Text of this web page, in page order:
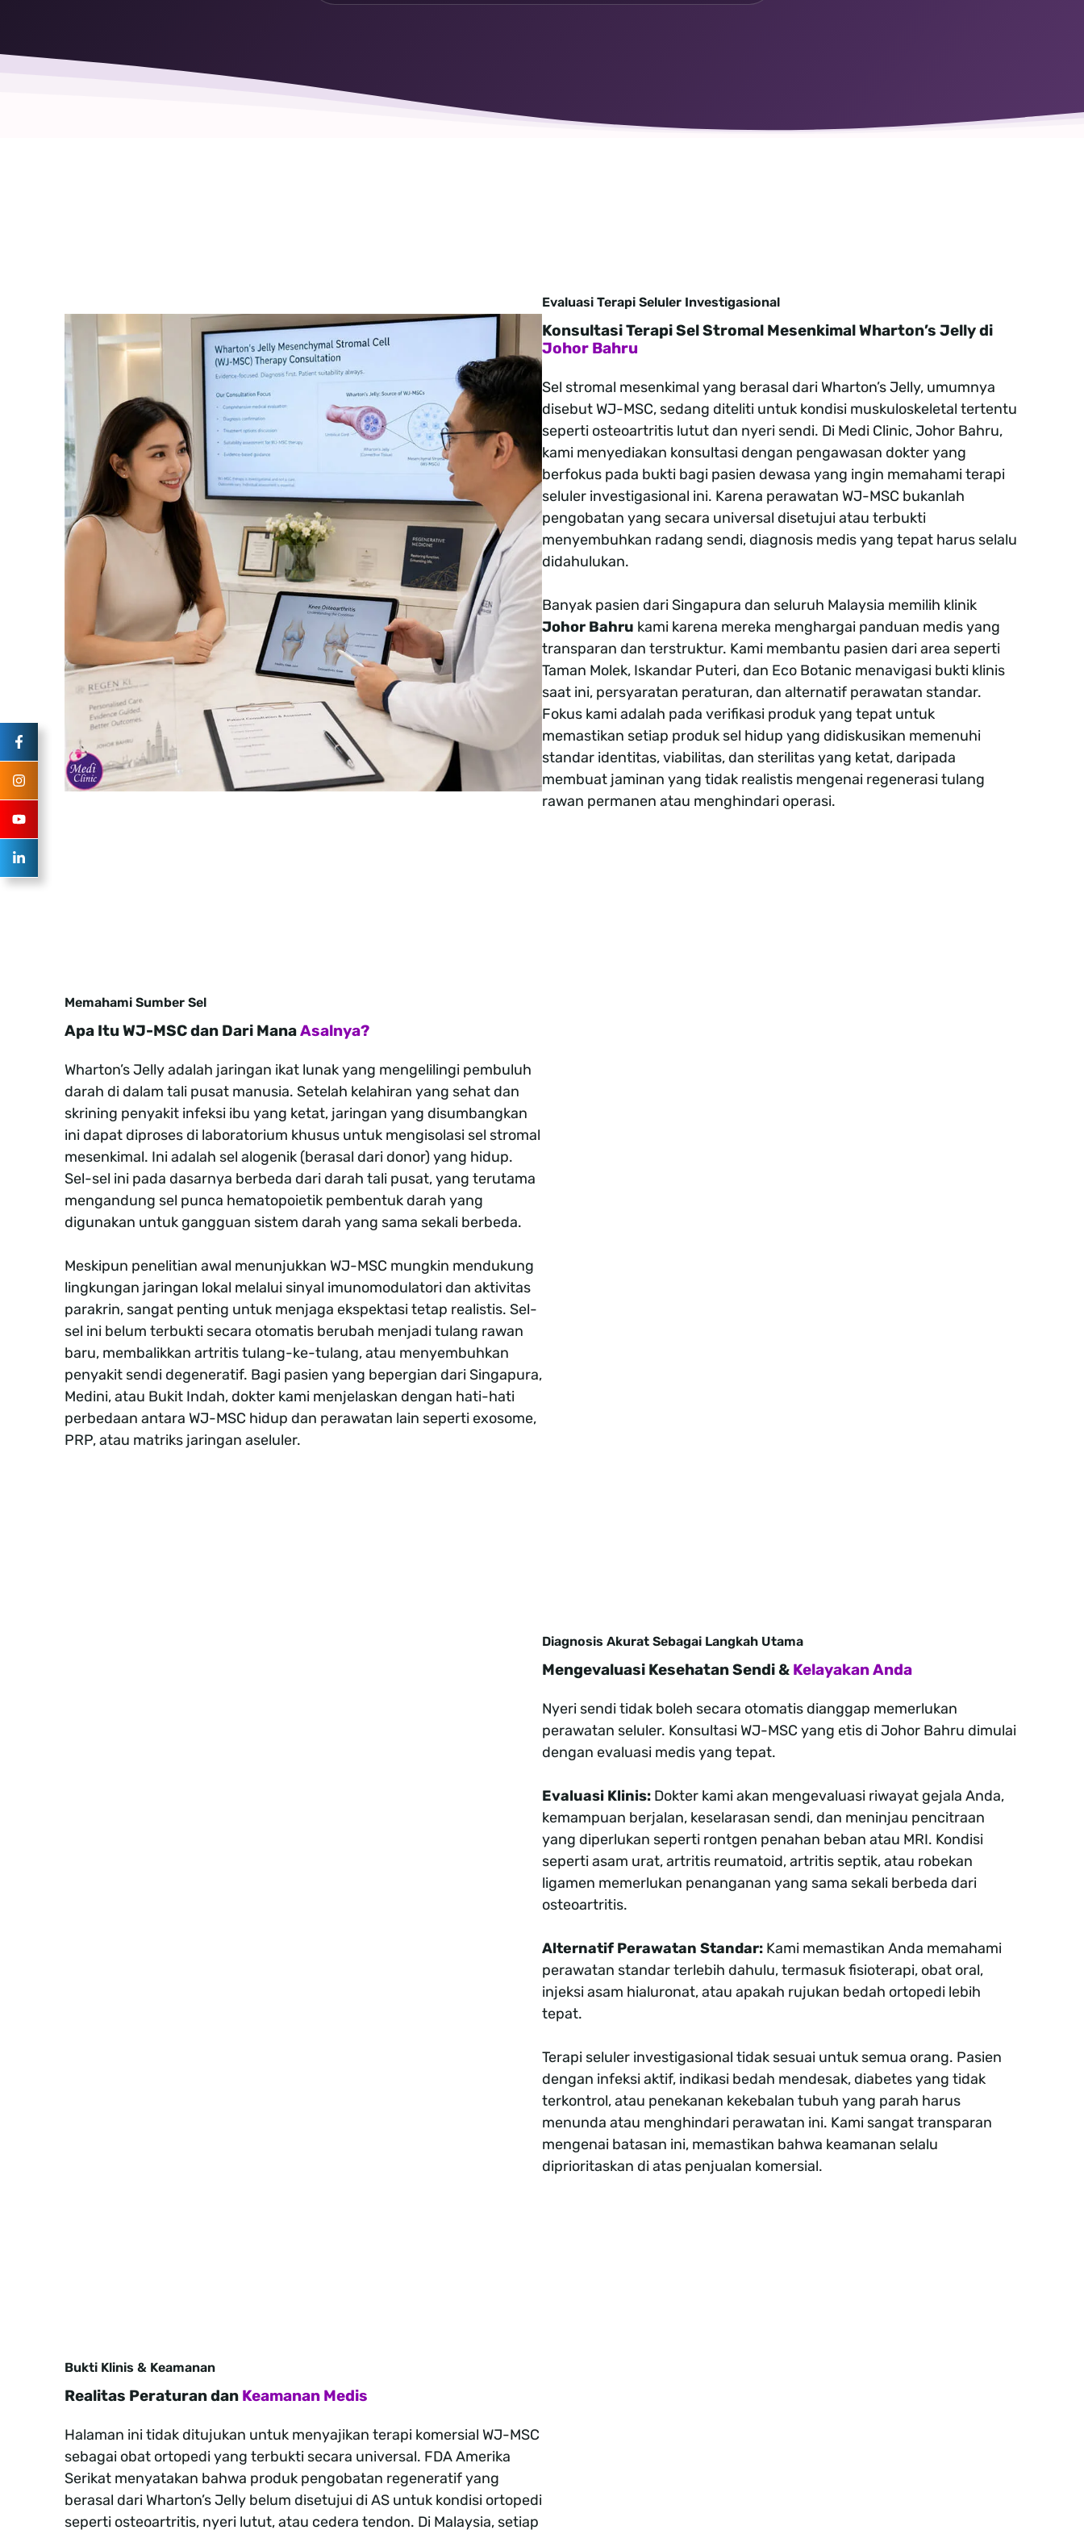
Evaluasi Terapi Seluler Investigasional
Konsultasi Terapi Sel Stromal Mesenkimal Wharton’s Jelly di
Johor Bahru
Sel stromal mesenkimal yang berasal dari Wharton’s Jelly, umumnya
disebut WJ-MSC, sedang diteliti untuk kondisi muskuloskeletal tertentu
seperti osteoartritis lutut dan nyeri sendi. Di Medi Clinic, Johor Bahru,
kami menyediakan konsultasi dengan pengawasan dokter yang
berfokus pada bukti bagi pasien dewasa yang ingin memahami terapi
seluler investigasional ini. Karena perawatan WJ-MSC bukanlah
pengobatan yang secara universal disetujui atau terbukti
menyembuhkan radang sendi, diagnosis medis yang tepat harus selalu
didahulukan.
Banyak pasien dari Singapura dan seluruh Malaysia memilih klinik
Johor Bahru kami karena mereka menghargai panduan medis yang
transparan dan terstruktur. Kami membantu pasien dari area seperti
Taman Molek, Iskandar Puteri, dan Eco Botanic menavigasi bukti klinis
saat ini, persyaratan peraturan, dan alternatif perawatan standar.
Fokus kami adalah pada verifikasi produk yang tepat untuk
memastikan setiap produk sel hidup yang didiskusikan memenuhi
standar identitas, viabilitas, dan sterilitas yang ketat, daripada
membuat jaminan yang tidak realistis mengenai regenerasi tulang
rawan permanen atau menghindari operasi.
Memahami Sumber Sel
Apa Itu WJ-MSC dan Dari ManaAsalnya?
Wharton’s Jelly adalah jaringan ikat lunak yang mengelilingi pembuluh
darah di dalam tali pusat manusia. Setelah kelahiran yang sehat dan
skrining penyakit infeksi ibu yang ketat, jaringan yang disumbangkan
ini dapat diproses di laboratorium khusus untuk mengisolasi sel stromal
mesenkimal. Ini adalah sel alogenik (berasal dari donor) yang hidup.
Sel-sel ini pada dasarnya berbeda dari darah tali pusat, yang terutama
mengandung sel punca hematopoietik pembentuk darah yang
digunakan untuk gangguan sistem darah yang sama sekali berbeda.
Meskipun penelitian awal menunjukkan WJ-MSC mungkin mendukung
lingkungan jaringan lokal melalui sinyal imunomodulatori dan aktivitas
parakrin, sangat penting untuk menjaga ekspektasi tetap realistis. Sel-
sel ini belum terbukti secara otomatis berubah menjadi tulang rawan
baru, membalikkan artritis tulang-ke-tulang, atau menyembuhkan
penyakit sendi degeneratif. Bagi pasien yang bepergian dari Singapura,
Medini, atau Bukit Indah, dokter kami menjelaskan dengan hati-hati
perbedaan antara WJ-MSC hidup dan perawatan lain seperti exosome,
PRP, atau matriks jaringan aseluler.
Diagnosis Akurat Sebagai Langkah Utama
Mengevaluasi Kesehatan Sendi & Kelayakan Anda
Nyeri sendi tidak boleh secara otomatis dianggap memerlukan
perawatan seluler. Konsultasi WJ-MSC yang etis di Johor Bahru dimulai
dengan evaluasi medis yang tepat.
Evaluasi Klinis: Dokter kami akan mengevaluasi riwayat gejala Anda,
kemampuan berjalan, keselarasan sendi, dan meninjau pencitraan
yang diperlukan seperti rontgen penahan beban atau MRI. Kondisi
seperti asam urat, artritis reumatoid, artritis septik, atau robekan
ligamen memerlukan penanganan yang sama sekali berbeda dari
osteoartritis.
Alternatif Perawatan Standar: Kami memastikan Anda memahami
perawatan standar terlebih dahulu, termasuk fisioterapi, obat oral,
injeksi asam hialuronat, atau apakah rujukan bedah ortopedi lebih
tepat.
Terapi seluler investigasional tidak sesuai untuk semua orang. Pasien
dengan infeksi aktif, indikasi bedah mendesak, diabetes yang tidak
terkontrol, atau penekanan kekebalan tubuh yang parah harus
menunda atau menghindari perawatan ini. Kami sangat transparan
mengenai batasan ini, memastikan bahwa keamanan selalu
diprioritaskan di atas penjualan komersial.
Bukti Klinis & Keamanan
Realitas Peraturan dan Keamanan Medis
Halaman ini tidak ditujukan untuk menyajikan terapi komersial WJ-MSC
sebagai obat ortopedi yang terbukti secara universal. FDA Amerika
Serikat menyatakan bahwa produk pengobatan regeneratif yang
berasal dari Wharton’s Jelly belum disetujui di AS untuk kondisi ortopedi
seperti osteoartritis, nyeri lutut, atau cedera tendon. Di Malaysia, setiap